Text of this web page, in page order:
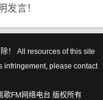
发言！
！ All resources of this site
infringement, please contact
歌FM网络电台 版权所有